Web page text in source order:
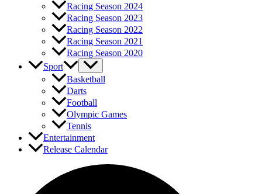
Racing Season 2024
Racing Season 2023
Racing Season 2022
Racing Season 2021
Racing Season 2020
Sport
Basketball
Darts
Football
Olympic Games
Tennis
Entertainment
Release Calendar